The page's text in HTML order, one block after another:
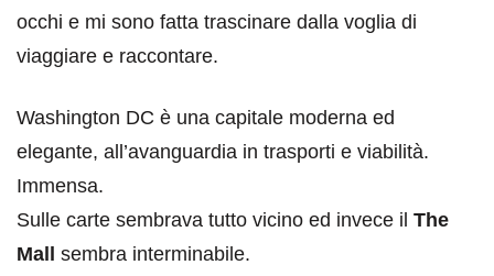
occhi e mi sono fatta trascinare dalla voglia di
viaggiare e raccontare.
Washington DC è una capitale moderna ed
elegante, all’avanguardia in trasporti e viabilità.
Immensa.
Sulle carte sembrava tutto vicino ed invece il The
Mall sembra interminabile.